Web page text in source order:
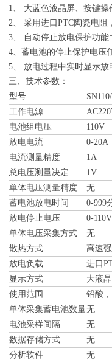
1、 大蓝色液晶屏、按键
2、 采用进口PTC陶瓷电阻
3、 自动停止放电保护功
4、蓄电池的停止保护电压
5、 放电过程中实时显示
三、技术参数：
型号
工作电源
电池组电压
110V
放电电流
0-
电流测量精度
1A
总电压测量决定
1V
单体电压测量精度
无
蓄电池放电时间
0-999
放电停止电压
0-
单体电压采集方式
无
散热方式
高速
放电负载
进口
显示方式
大液
使用范围
铅酸
单体采集蓄电池数量无
电池采样间隔
无
数据存储方式
无
分析软件
无